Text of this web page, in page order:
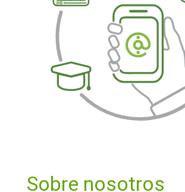
Sobre nosotros